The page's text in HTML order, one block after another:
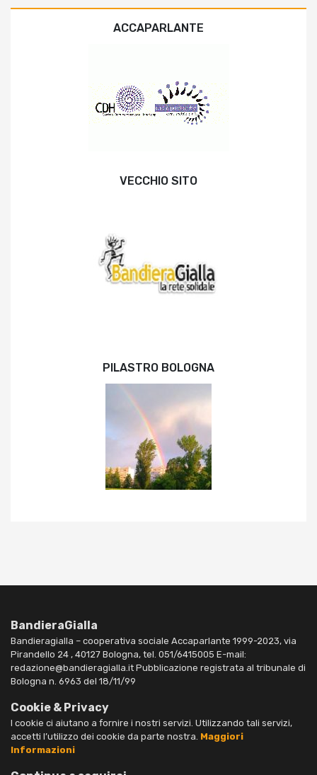
ACCAPARLANTE
VECCHIO SITO
PILASTRO BOLOGNA
BandieraGialla
Bandieragialla – cooperativa sociale Accaparlante 1999-2023, via
Pirandello 24 , 40127 Bologna, tel. 051/6415005 E-mail:
redazione@bandieragialla.it Pubblicazione registrata al tribunale di
Bologna n. 6963 del 18/11/99
Cookie & Privacy
I cookie ci aiutano a fornire i nostri servizi. Utilizzando tali servizi,
accetti l’utilizzo dei cookie da parte nostra. Maggiori
Informazioni